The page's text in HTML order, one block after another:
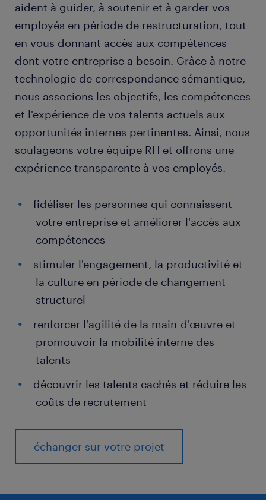
aident à guider, à soutenir et à garder vos
employés en période de restructuration, tout
en vous donnant accès aux compétences
dont votre entreprise a besoin. Grâce à notre
technologie de correspondance sémantique,
nous associons les objectifs, les compétences
et l'expérience de vos talents actuels aux
opportunités internes pertinentes. Ainsi, nous
soulageons votre équipe RH et offrons une
expérience transparente à vos employés.
fidéliser les personnes qui connaissent
votre entreprise et améliorer l'accès aux
compétences
stimuler l'engagement, la productivité et
la culture en période de changement
structurel
renforcer l'agilité de la main-d'œuvre et
promouvoir la mobilité interne des
talents
découvrir les talents cachés et réduire les
coûts de recrutement
échanger sur votre projet